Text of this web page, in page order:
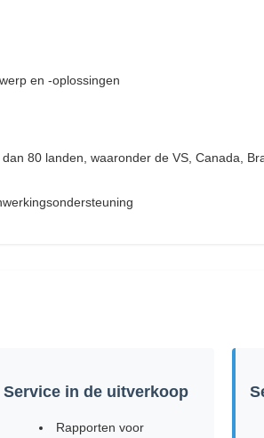
en -oplossingen
80 landen, waaronder de VS, Canada,
Service in de uitverkoop
Rapporten voor